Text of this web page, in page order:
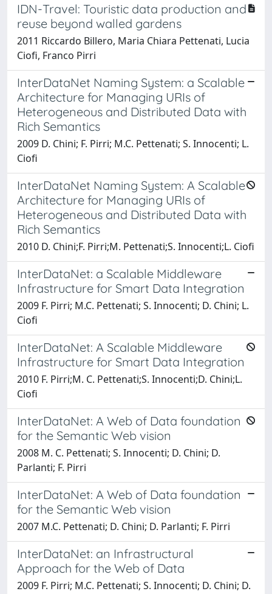
IDN-Travel: Touristic data production and
reuse beyond walled gardens
2011 Riccardo Billero, Maria Chiara Pettenati, Lucia
Ciofi, Franco Pirri
InterDataNet Naming System: a Scalable
Architecture for Managing URIs of
Heterogeneous and Distributed Data with
Rich Semantics
2009 D. Chini; F. Pirri; M.C. Pettenati; S. Innocenti; L.
Ciofi
InterDataNet Naming System: A Scalable
Architecture for Managing URIs of
Heterogeneous and Distributed Data with
Rich Semantics
2010 D. Chini;F. Pirri;M. Pettenati;S. Innocenti;L. Ciofi
InterDataNet: a Scalable Middleware
Infrastructure for Smart Data Integration
2009 F. Pirri; M.C. Pettenati; S. Innocenti; D. Chini; L.
Ciofi
InterDataNet: A Scalable Middleware
Infrastructure for Smart Data Integration
2010 F. Pirri;M. C. Pettenati;S. Innocenti;D. Chini;L.
Ciofi
InterDataNet: A Web of Data foundation
for the Semantic Web vision
2008 M. C. Pettenati; S. Innocenti; D. Chini; D.
Parlanti; F. Pirri
InterDataNet: A Web of Data foundation
for the Semantic Web vision
2007 M.C. Pettenati; D. Chini; D. Parlanti; F. Pirri
InterDataNet: an Infrastructural
Approach for the Web of Data
2009 F. Pirri; M.C. Pettenati; S. Innocenti; D. Chini; D.